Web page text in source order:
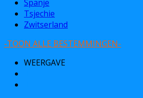
Spanje
Tsjechie
Zwitserland
-TOON ALLE BESTEMMINGEN-
WEERGAVE